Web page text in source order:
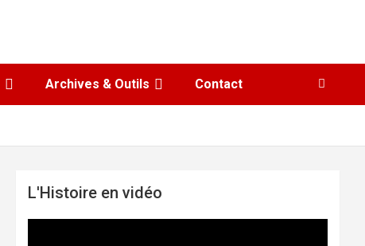
Archives & Outils Contact
L'Histoire en vidéo